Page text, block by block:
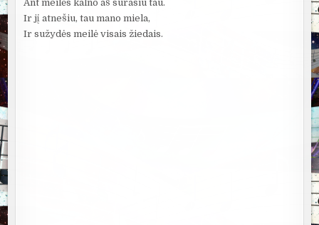
Ant meilės kalno aš surasiu tau.
Ir jį atnešiu, tau mano miela,
Ir sužydės meilė visais žiedais.